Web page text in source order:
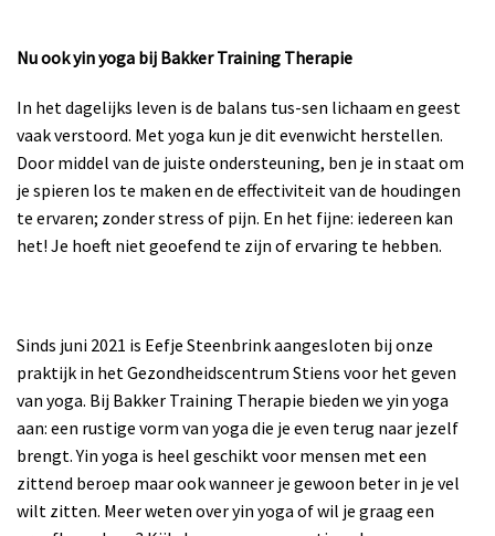
Nu ook yin yoga bij Bakker Training Therapie
In het dagelijks leven is de balans tus-sen lichaam en geest
vaak verstoord. Met yoga kun je dit evenwicht herstellen.
Door middel van de juiste ondersteuning, ben je in staat om
je spieren los te maken en de effectiviteit van de houdingen
te ervaren; zonder stress of pijn. En het fijne: iedereen kan
het! Je hoeft niet geoefend te zijn of ervaring te hebben.
Sinds juni 2021 is Eefje Steenbrink aangesloten bij onze
praktijk in het Gezondheidscentrum Stiens voor het geven
van yoga. Bij Bakker Training Therapie bieden we yin yoga
aan: een rustige vorm van yoga die je even terug naar jezelf
brengt. Yin yoga is heel geschikt voor mensen met een
zittend beroep maar ook wanneer je gewoon beter in je vel
wilt zitten. Meer weten over yin yoga of wil je graag een